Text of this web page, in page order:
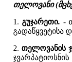
თელოვანი
1.გუჯარეთი. -
გადაწყვეტისა
2.თელოვანის